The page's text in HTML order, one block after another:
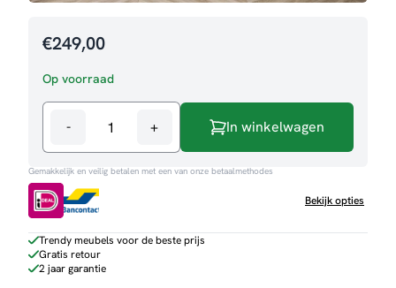
€249,00
Op voorraad
-
Ruby
aantal
+ In winkelwagen
Gemakkelijk en veilig betalen met een van onze betaalmethodes
Bekijk opties
Trendy meubels voor de beste prijs
Gratis retour
2 jaar garantie